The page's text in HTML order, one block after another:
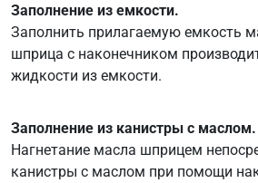
Заполнение из емкости.
Заполнить прилагаемую емкость
шприца с наконечником
жидкости из емкости.
Заполнение из канистры с маслом.
Нагнетание масла шприцем
канистры с маслом при помощи